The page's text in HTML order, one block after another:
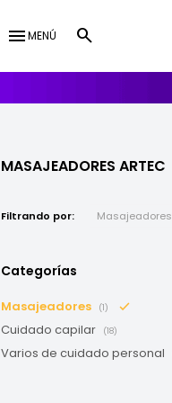
menuMENÚ
MASAJEADORES ARTEC
Filtrando por: Masajeadores
Categorías
Masajeadores (1)
Cuidado capilar (18)
Varios de cuidado personal